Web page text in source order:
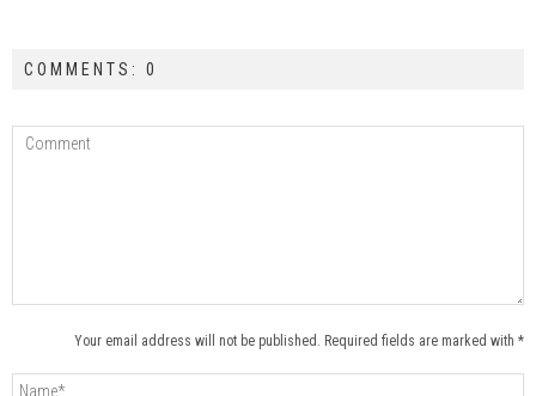
COMMENTS: 0
Your email address will not be published. Required fields are marked with *